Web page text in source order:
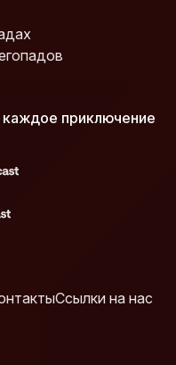
каждое приключение
Ссылки на нас